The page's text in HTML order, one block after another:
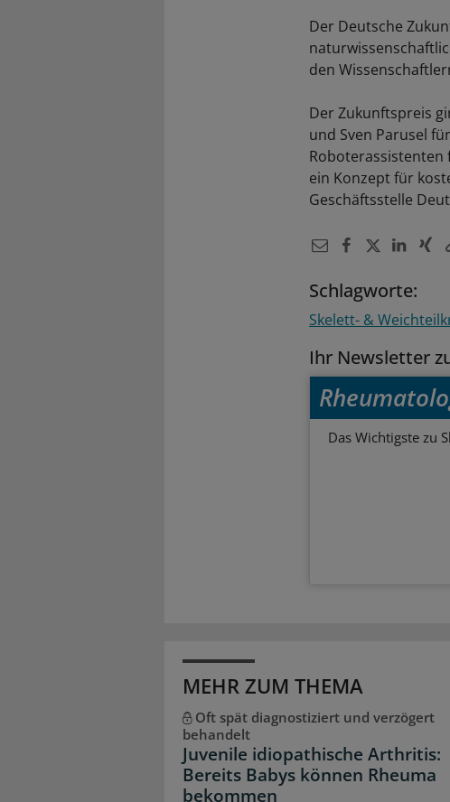
Der Deutsche
den
Der Zukunftspreis
und Sven Parusel
Roboterassistenten
ein Konzept für
Geschäftsstelle
Schlagworte:
Skelett- &
Ihr Newsletter
Das Wichtigste zu
MEHR ZUM THEMA
Oft spät diagnostiziert und verzögert
behandelt
Juvenile idiopathische Arthritis:
Bereits Babys können Rheuma
bekommen